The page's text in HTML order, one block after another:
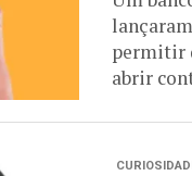
permitir
abrir